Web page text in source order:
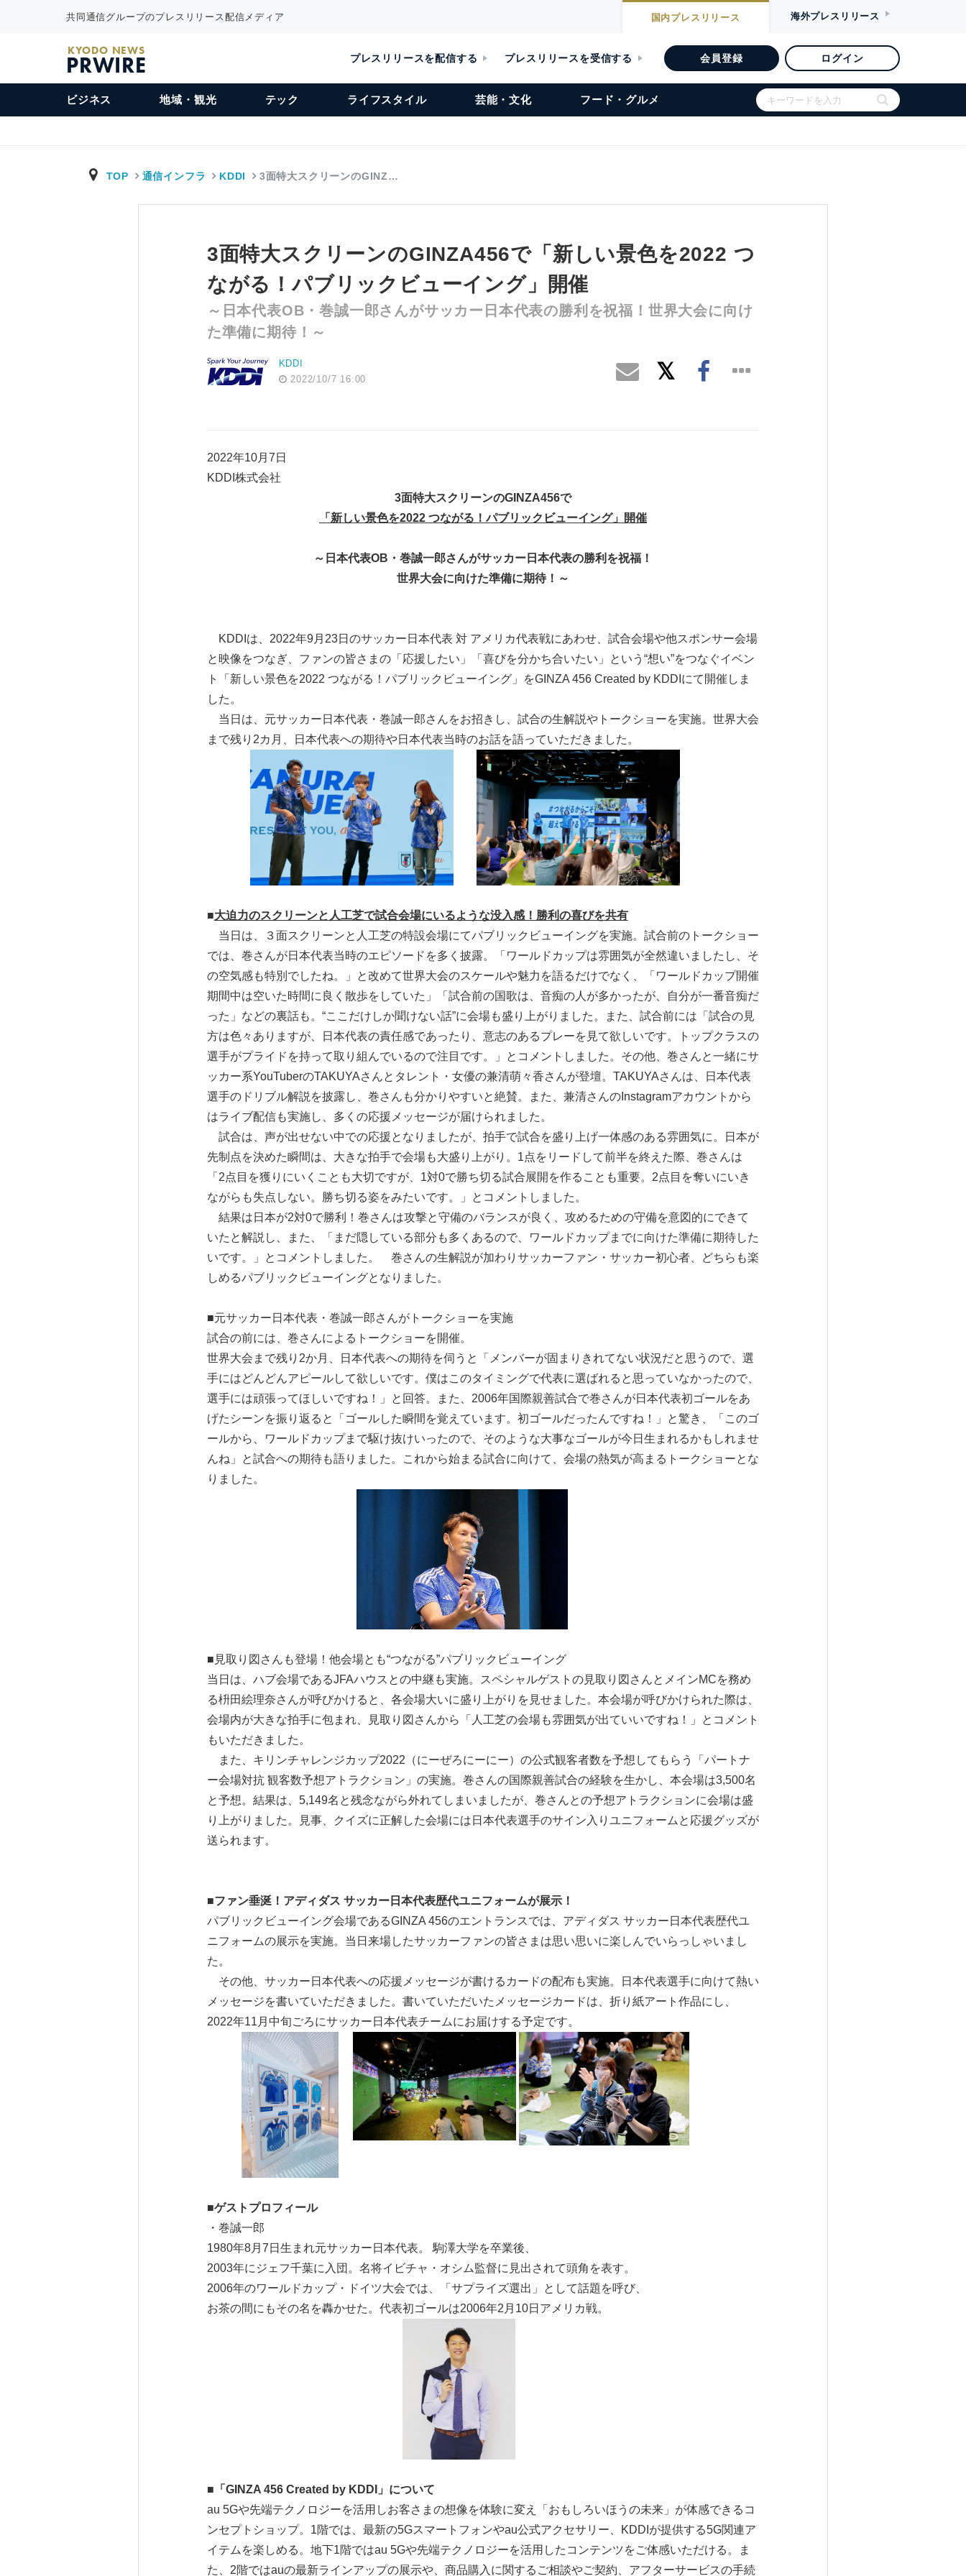
共同通信グループのプレスリリース配信メディア 国内プレスリリース 海外プレスリリース
KYODO NEWS
PRWIRE プレスリリースを配信する プレスリリースを受信する 会員登録 ログイン
ビジネス 地域・観光 テック ライフスタイル 芸能・文化 フード・グルメ
TOP 通信インフラ KDDI 3面特大スクリーンのGINZ…
3面特大スクリーンのGINZA456で「新しい景色を2022 つ
ながる！パブリックビューイング」開催
～日本代表OB・巻誠一郎さんがサッカー日本代表の勝利を祝福！世界大会に向け
た準備に期待！～
KDDI
2022/10/7 16:00
2022年10月7日
KDDI株式会社
3面特大スクリーンのGINZA456で
「新しい景色を2022 つながる！パブリックビューイング」開催
～日本代表OB ・巻誠一郎さんがサッカー日本代表の勝利を祝福！
世界大会に向けた準備に期待！～
KDDIは、2022年9月23日のサッカー日本代表 対 アメリカ代表戦にあわせ、試合会場や他スポンサー会場
と映像をつなぎ、ファンの皆さまの「応援したい」「喜びを分かち合いたい」という“想い”をつなぐイベン
ト「新しい景色を2022 つながる！パブリックビューイング」をGINZA 456 Created by KDDIにて開催しま
した。
当日は、元サッカー日本代表・巻誠一郎さんをお招きし、試合の生解説やトークショーを実施。世界大会
まで残り2カ月、日本代表への期待や日本代表当時のお話を語っていただきました。
■大迫力のスクリーンと人工芝で試合会場にいるような没入感！勝利の喜びを共有
当日は、３面スクリーンと人工芝の特設会場にてパブリックビューイングを実施。試合前のトークショー
では、巻さんが日本代表当時のエピソードを多く披露。「ワールドカップは雰囲気が全然違いましたし、そ
の空気感も特別でしたね。」と改めて世界大会のスケールや魅力を語るだけでなく、「ワールドカップ開催
期間中は空いた時間に良く散歩をしていた」「試合前の国歌は、音痴の人が多かったが、自分が一番音痴だ
った」などの裏話も。“ここだけしか聞けない話”に会場も盛り上がりました。また、試合前には「試合の見
方は色々ありますが、日本代表の責任感であったり、意志のあるプレーを見て欲しいです。トップクラスの
選手がプライドを持って取り組んでいるので注目です。」とコメントしました。その他、巻さんと一緒にサ
ッカー系YouTuberのTAKUYAさんとタレント・女優の兼清萌々香さんが登壇。TAKUYAさんは、日本代表
選手のドリブル解説を披露し、巻さんも分かりやすいと絶賛。また、兼清さんのInstagramアカウントから
はライブ配信も実施し、多くの応援メッセージが届けられました。
試合は、声が出せない中での応援となりましたが、拍手で試合を盛り上げ一体感のある雰囲気に。日本が
先制点を決めた瞬間は、大きな拍手で会場も大盛り上がり。1点をリードして前半を終えた際、巻さんは
「2点目を獲りにいくことも大切ですが、1対0で勝ち切る試合展開を作ることも重要。2点目を奪いにいき
ながらも失点しない。勝ち切る姿をみたいです。」とコメントしました。
結果は日本が2対0で勝利！巻さんは攻撃と守備のバランスが良く、攻めるための守備を意図的にできて
いたと解説し、また、「まだ隠している部分も多くあるので、ワールドカップまでに向けた準備に期待した
いです。」とコメントしました。 巻さんの生解説が加わりサッカーファン・サッカー初心者、どちらも楽
しめるパブリックビューイングとなりました。
■元サッカー日本代表・巻誠一郎さんがトークショーを実施
試合の前には、巻さんによるトークショーを開催。
世界大会まで残り2か月、日本代表への期待を伺うと「メンバーが固まりきれてない状況だと思うので、選
手にはどんどんアピールして欲しいです。僕はこのタイミングで代表に選ばれると思っていなかったので、
選手には頑張ってほしいですね！」と回答。また、2006年国際親善試合で巻さんが日本代表初ゴールをあ
げたシーンを振り返ると「ゴールした瞬間を覚えています。初ゴールだったんですね！」と驚き、「このゴ
ールから、ワールドカップまで駆け抜けいったので、そのような大事なゴールが今日生まれるかもしれませ
んね」と試合への期待も語りました。これから始まる試合に向けて、会場の熱気が高まるトークショーとな
りました。
■見取り図さんも登場！他会場とも“つながる”パブリックビューイング
当日は、ハブ会場であるJFAハウスとの中継も実施。スペシャルゲストの見取り図さんとメインMCを務め
る枡田絵理奈さんが呼びかけると、各会場大いに盛り上がりを見せました。本会場が呼びかけられた際は、
会場内が大きな拍手に包まれ、見取り図さんから「人工芝の会場も雰囲気が出ていいですね！」とコメント
もいただきました。
また、キリンチャレンジカップ2022（にーぜろにーにー）の公式観客者数を予想してもらう「パートナ
ー会場対抗 観客数予想アトラクション」の実施。巻さんの国際親善試合の経験を生かし、本会場は3,500名
と予想。結果は、5,149名と残念ながら外れてしまいましたが、巻さんとの予想アトラクションに会場は盛
り上がりました。見事、クイズに正解した会場には日本代表選手のサイン入りユニフォームと応援グッズが
送られます。
■ファン垂涎！アディダス サッカー日本代表歴代ユニフォームが展示！
パブリックビューイング会場であるGINZA 456のエントランスでは、アディダス サッカー日本代表歴代ユ
ニフォームの展示を実施。当日来場したサッカーファンの皆さまは思い思いに楽しんでいらっしゃいまし
た。
その他、サッカー日本代表への応援メッセージが書けるカードの配布も実施。日本代表選手に向けて熱い
メッセージを書いていただきました。書いていただいたメッセージカードは、折り紙アート作品にし、
2022年11月中旬ごろにサッカー日本代表チームにお届けする予定です。
■ゲストプロフィール
・巻誠一郎
1980年8月7日生まれ元サッカー日本代表。 駒澤大学を卒業後、
2003年にジェフ千葉に入団。名将イビチャ・オシム監督に見出されて頭角を表す。
2006年のワールドカップ・ドイツ大会では、「サプライズ選出」として話題を呼び、
お茶の間にもその名を轟かせた。代表初ゴールは2006年2月10日アメリカ戦。
■ 「 GINZA 456 Created by KDDI
」について
au 5Gや先端テクノロジーを活用しお客さまの想像を体験に変え「おもしろいほうの未来」が体感できるコ
ンセプトショップ。1階では、最新の5Gスマートフォンやau公式アクセサリー、KDDIが提供する5G関連ア
イテムを楽しめる。地下1階ではau 5Gや先端テクノロジーを活用したコンテンツをご体感いただける。ま
た、2階ではauの最新ラインアップの展示や、商品購入に関するご相談やご契約、アフターサービスの手続
Japanese